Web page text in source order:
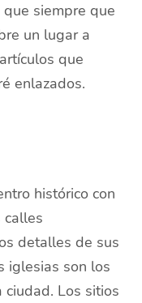
que siempre que
un lugar a
que
enlazados.
histórico con
calles
detalles de sus
iglesias son los
ciudad. Los sitios